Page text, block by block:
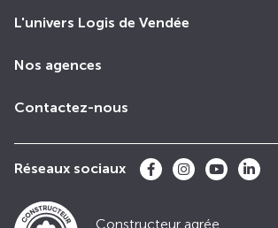
L'univers Logis de Vendée
Nos agences
Contactez-nous
Réseaux sociaux
Constructeur agrée